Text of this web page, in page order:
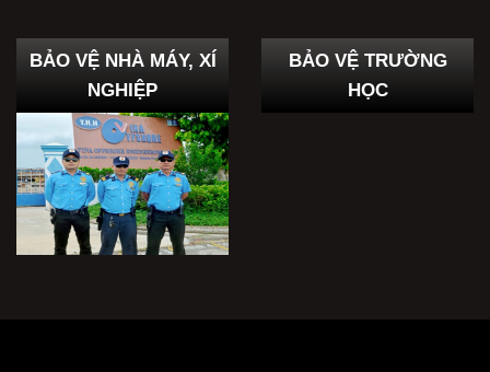
BẢO VỆ NHÀ MÁY, XÍ
NGHIỆP
BẢO VỆ TRƯỜNG
HỌC